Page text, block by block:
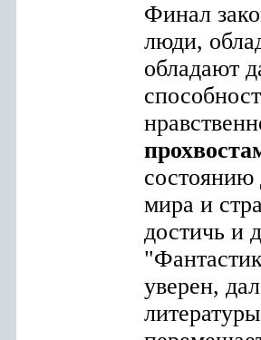
Финал
люди,
обладают
состоянию
мира и
достичь и
уверен,